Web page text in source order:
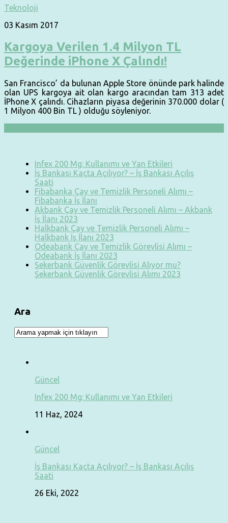
Teknoloji
03 Kasım 2017
Kargoya Verilen 1.4 Milyon TL
Değerinde iPhone X Çalındı!
San Francisco’ da bulunan Apple Store önünde park halinde
olan UPS kargoya ait olan kargo aracından tam 313 adet
İPhone X çalındı. Cihazların piyasa değerinin 370.000 dolar (
1 Milyon 400 Bin TL ) olduğu söyleniyor.
Infex 200 Mg: Kullanımı ve Yan Etkileri
İş Bankası Kaçta Açılıyor? – İş Bankası Açılış
Saati
Fibabanka Çay ve Temizlik Personeli Alımı –
Fibabanka İş İlanı
Akbank Çay ve Temizlik Personeli Alımı – Akbank
İş İlanı 2023
Halkbank Çay ve Temizlik Personeli Alımı –
Halkbank İş İlanı 2023
Odeabank Çay ve Temizlik Görevlisi Alımı –
Odeabank İş İlanı 2023
Şekerbank Güvenlik Görevlisi Alıyor mu?
Şekerbank Güvenlik Görevlisi Alımı 2023
Ara
Güncel
Infex 200 Mg: Kullanımı ve Yan Etkileri
11 Haz, 2024
Güncel
İş Bankası Kaçta Açılıyor? – İş Bankası Açılış
Saati
26 Eki, 2022